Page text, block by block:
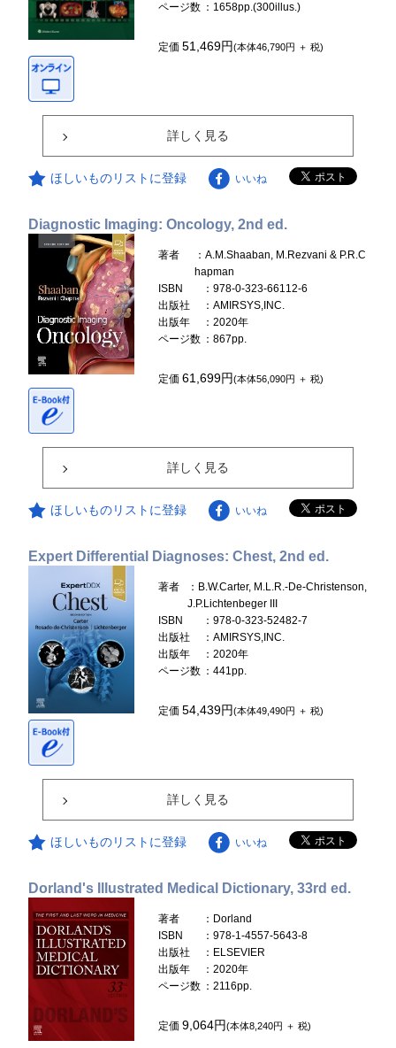
ページ数 ：1658pp.(300illus.)
定価51,469円(本体46,790円 ＋ 税)
詳しく見る
ほしいものリストに登録 いいね
Diagnostic Imaging: Oncology, 2nd ed.
著者
：A.M.Shaaban, M.Rezvani & P.R.C
hapman
ISBN
：978-0-323-66112-6
出版社
：AMIRSYS,INC.
出版年
：2020年
ページ数 ：867pp.
定価61,699円(本体56,090円 ＋ 税)
詳しく見る
ほしいものリストに登録 いいね
Expert Differential Diagnoses: Chest, 2nd ed.
著者
：B.W.Carter, M.L.R.-De-Christenson,
J.P.Lichtenbeger III
ISBN
：978-0-323-52482-7
出版社
：AMIRSYS,INC.
出版年
：2020年
ページ数 ：441pp.
定価54,439円(本体49,490円 ＋ 税)
詳しく見る
ほしいものリストに登録 いいね
Dorland's Illustrated Medical Dictionary, 33rd ed.
著者
：Dorland
ISBN
：978-1-4557-5643-8
出版社
：ELSEVIER
出版年
：2020年
ページ数 ：2116pp.
定価9,064円(本体8,240円 ＋ 税)